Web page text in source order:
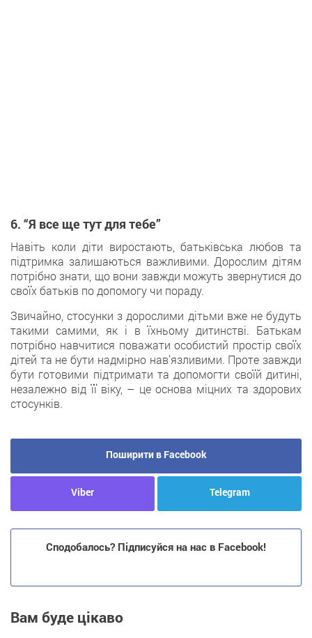
6. “Я все ще тут для тебе”
Навіть коли діти виростають, батьківська любов та
підтримка залишаються важливими. Дорослим дітям
потрібно знати, що вони завжди можуть звернутися до
своїх батьків по допомогу чи пораду.
Звичайно, стосунки з дорослими дітьми вже не будуть
такими самими, як і в їхньому дитинстві. Батькам
потрібно навчитися поважати особистий простір своїх
дітей та не бути надмірно нав’язливими. Проте завжди
бути готовими підтримати та допомогти своїй дитині,
незалежно від її віку, – це основа міцних та здорових
стосунків.
Поширити в Facebook
Viber Telegram
Сподобалось? Підписуйся на нас в Facebook!
Вам буде цікаво